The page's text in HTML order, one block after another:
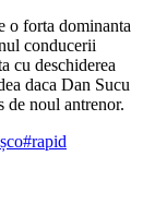
o forta dominanta
conducerii
cu deschiderea
daca Dan Sucu
de noul antrenor.
#rapid